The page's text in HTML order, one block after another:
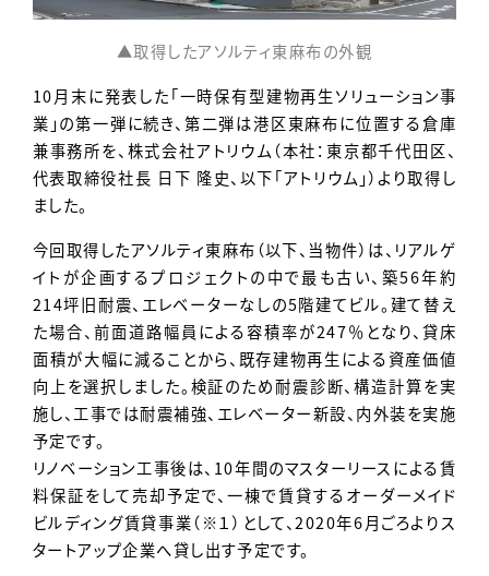
▲取得したアソルティ東麻布の外観
10月末に発表した「一時保有型建物再生ソリューション事
業」の第一弾に続き、第二弾は港区東麻布に位置する倉庫
兼事務所を、株式会社アトリウム（本社：東京都千代田区、
代表取締役社長 日下 隆史、以下「アトリウム」）より取得し
ました。
今回取得したアソルティ東麻布（以下、当物件）は、リアルゲ
イトが企画するプロジェクトの中で最も古い、築56年約
214坪旧耐震、エレベーターなしの5階建てビル。建て替え
た場合、前面道路幅員による容積率が247％となり、貸床
面積が大幅に減ることから、既存建物再生による資産価値
向上を選択しました。検証のため耐震診断、構造計算を実
施し、工事では耐震補強、エレベーター新設、内外装を実施
予定です。
リノベーション工事後は、10年間のマスターリースによる賃
料保証をして売却予定で、一棟で賃貸するオーダーメイド
ビルディング賃貸事業（※１）として、2020年6月ごろよりス
タートアップ企業へ貸し出す予定です。